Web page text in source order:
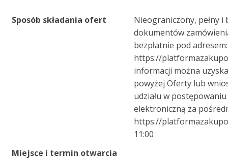
Sposób składania ofert
Nieograniczony, pełny
dokumentów
bezpłatnie pod adresem:
https://
informacji można
powyżej Oferty lub
udziału w
elektroniczną za
https://
11:00
Miejsce i termin otwarcia